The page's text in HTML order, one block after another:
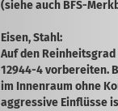
(siehe auch BFS-
Eisen, Stahl:
Auf den Rein­heitsgrad
12944-4 vor­bereiten.
im Innenraum ohne
aggressive Einflüsse